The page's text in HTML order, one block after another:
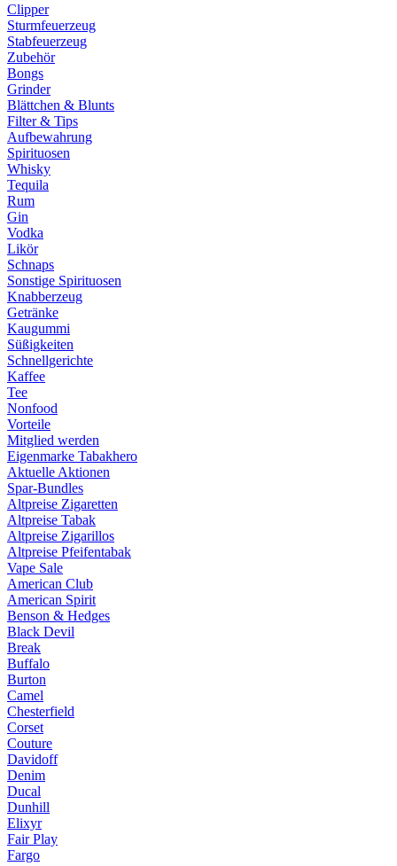
Clipper
Sturmfeuerzeug
Stabfeuerzeug
Zubehör
Bongs
Grinder
Blättchen & Blunts
Filter & Tips
Aufbewahrung
Spirituosen
Whisky
Tequila
Rum
Gin
Vodka
Likör
Schnaps
Sonstige Spirituosen
Knabberzeug
Getränke
Kaugummi
Süßigkeiten
Schnellgerichte
Kaffee
Tee
Nonfood
Vorteile
Mitglied werden
Eigenmarke Tabakhero
Aktuelle Aktionen
Spar-Bundles
Altpreise Zigaretten
Altpreise Tabak
Altpreise Zigarillos
Altpreise Pfeifentabak
Vape Sale
American Club
American Spirit
Benson & Hedges
Black Devil
Break
Buffalo
Burton
Camel
Chesterfield
Corset
Couture
Davidoff
Denim
Ducal
Dunhill
Elixyr
Fair Play
Fargo